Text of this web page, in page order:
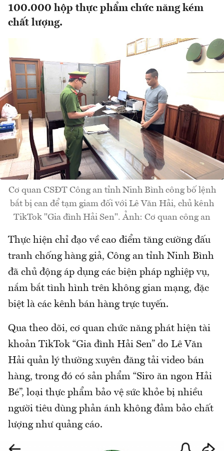
100.000 hộp thực phẩm chức năng kém
chất lượng.
Cơ quan CSĐT Công an tỉnh Ninh Bình công bố lệnh
bắt bị can để tạm giam đối với Lê Văn Hải, chủ kênh
TikTok "Gia đình Hải Sen". Ảnh: Cơ quan công an
Thực hiện chỉ đạo về cao điểm tăng cường đấu
tranh chống hàng giả, Công an tỉnh Ninh Bình
đã chủ động áp dụng các biện pháp nghiệp vụ,
nắm bắt tình hình trên không gian mạng, đặc
biệt là các kênh bán hàng trực tuyến.
Qua theo dõi, cơ quan chức năng phát hiện tài
khoản TikTok “Gia đình Hải Sen” do Lê Văn
Hải quản lý thường xuyên đăng tải video bán
hàng, trong đó có sản phẩm “Siro ăn ngon Hải
Bé”, loại thực phẩm bảo vệ sức khỏe bị nhiều
người tiêu dùng phản ánh không đảm bảo chất
lượng như quảng cáo.